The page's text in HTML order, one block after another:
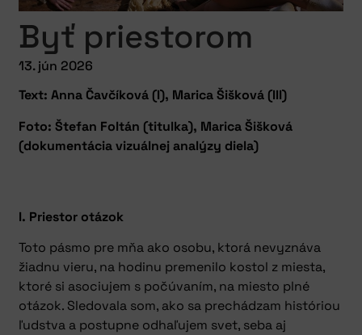
Byť priestorom
13. jún 2026
Text: Anna Čavčíková (I), Marica Šišková (III)
Foto: Štefan Foltán (titulka), Marica Šišková
(dokumentácia vizuálnej analýzy diela)
I. Priestor otázok
Toto pásmo pre mňa ako osobu, ktorá nevyznáva
žiadnu vieru, na hodinu premenilo kostol z miesta,
ktoré si asociujem s počúvaním, na miesto plné
otázok. Sledovala som, ako sa prechádzam históriou
ľudstva a postupne odhaľujem svet, seba aj